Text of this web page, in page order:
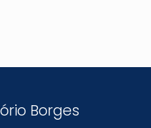
Borges